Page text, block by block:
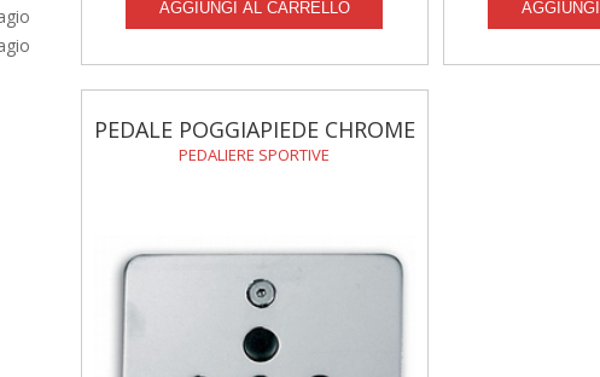
PEDALE POGGIAPIEDE CHROME
PEDALIERE SPORTIVE